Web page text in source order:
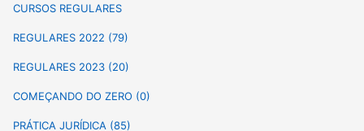
CURSOS REGULARES
REGULARES 2022 (79)
REGULARES 2023 (20)
COMEÇANDO DO ZERO (0)
PRÁTICA JURÍDICA (85)